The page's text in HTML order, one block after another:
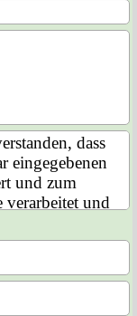
dass
eingegebenen
und zum
und
dass ich
kann.